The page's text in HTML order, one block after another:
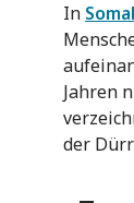
In
Jahren
der